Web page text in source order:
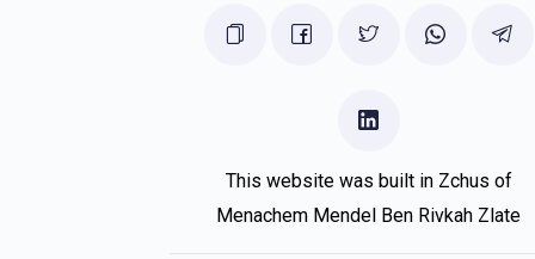
This website was built in Zchus of
Menachem Mendel Ben Rivkah Zlate